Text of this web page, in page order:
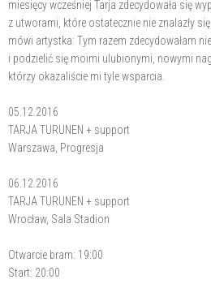
miesięcy wcześniej Tarja zdecydowała się
z utworami, które ostatecznie nie znalazły
mówi artystka: Tym razem zdecydowałam
i podzielić się moimi ulubionymi, nowymi
którzy okazaliście mi tyle wsparcia.
05.12.2016
TARJA TURUNEN + support
Warszawa, Progresja
06.12.2016
TARJA TURUNEN + support
Wrocław, Sala Stadion
Otwarcie bram: 19:00
Start: 20:00